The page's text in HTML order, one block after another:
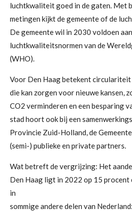
luchtkwaliteit goed in de gaten. Met
metingen kijkt de gemeente of de
De gemeente wil in 2030 voldoen
luchtkwaliteitsnormen van de
(WHO).
Voor Den Haag betekent circulariteit
die kan zorgen voor nieuwe kansen,
CO2 verminderen en een besparing
stad hoort ook bij een
Provincie Zuid-Holland, de
(semi-) publieke en private partners.
Wat betreft de vergrijzing: Het
Den Haag ligt in 2022 op 15 procent
in
sommige andere delen van